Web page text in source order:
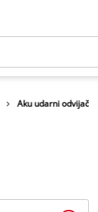
Aku udarni odvijač